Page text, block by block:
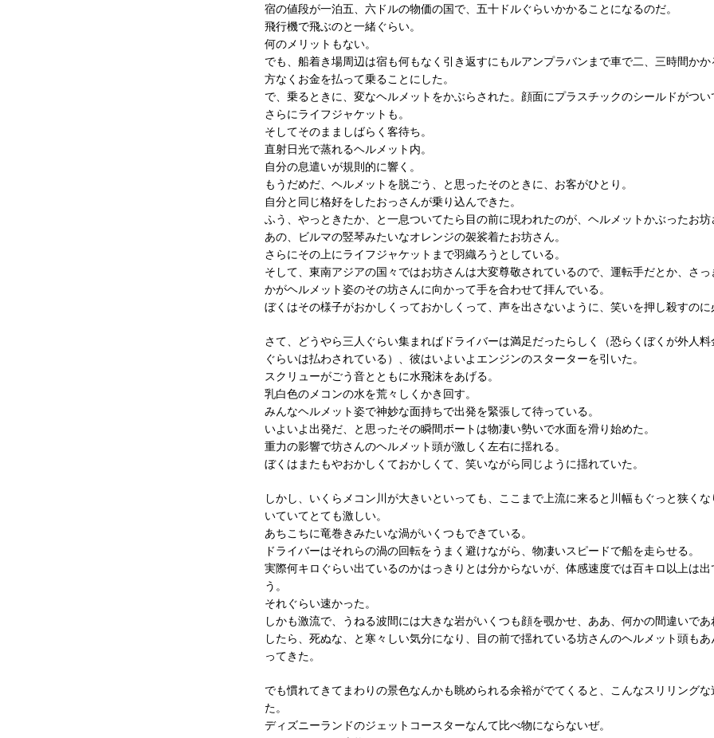
宿の値段が一泊五、六ドルの物価の国で、五十ドルぐらいかかることになるのだ。
飛行機で飛ぶのと一緒ぐらい。
何のメリットもない。
でも、船着き場周辺は宿も何もなく引き返すにもルアンプラバンまで車で二、三時間か
方なくお金を払って乗ることにした。
で、乗るときに、変なヘルメットをかぶらされた。顔面にプラスチックのシールドがつい
さらにライフジャケットも。
そしてそのまましばらく客待ち。
直射日光で蒸れるヘルメット内。
自分の息遣いが規則的に響く。
もうだめだ、ヘルメットを脱ごう、と思ったそのときに、お客がひとり。
自分と同じ格好をしたおっさんが乗り込んできた。
ふう、やっときたか、と一息ついてたら目の前に現われたのが、ヘルメットかぶったお坊
あの、ビルマの竪琴みたいなオレンジの袈裟着たお坊さん。
さらにその上にライフジャケットまで羽織ろうとしている。
そして、東南アジアの国々ではお坊さんは大変尊敬されているので、運転手だとか、さっ
かがヘルメット姿のその坊さんに向かって手を合わせて拝んでいる。
ぼくはその様子がおかしくっておかしくって、声を出さないように、笑いを押し殺すのに
さて、どうやら三人ぐらい集まればドライバーは満足だったらしく（恐らくぼくが外人
ぐらいは払わされている）、彼はいよいよエンジンのスターターを引いた。
スクリューがごう音とともに水飛沫をあげる。
乳白色のメコンの水を荒々しくかき回す。
みんなヘルメット姿で神妙な面持ちで出発を緊張して待っている。
いよいよ出発だ、と思ったその瞬間ボートは物凄い勢いで水面を滑り始めた。
重力の影響で坊さんのヘルメット頭が激しく左右に揺れる。
ぼくはまたもやおかしくておかしくて、笑いながら同じように揺れていた。
しかし、いくらメコン川が大きいといっても、ここまで上流に来ると川幅もぐっと狭く
いていてとても激しい。
あちこちに竜巻きみたいな渦がいくつもできている。
ドライバーはそれらの渦の回転をうまく避けながら、物凄いスピードで船を走らせる。
実際何キロぐらい出ているのかはっきりとは分からないが、体感速度では百キロ以上は出
う。
それぐらい速かった。
しかも激流で、うねる波間には大きな岩がいくつも顔を覗かせ、ああ、何かの間違いであ
したら、死ぬな、と寒々しい気分になり、目の前で揺れている坊さんのヘルメット頭も
ってきた。
でも慣れてきてまわりの景色なんかも眺められる余裕がでてくると、こんなスリリングな
た。
ディズニーランドのジェットコースターなんて比べ物にならないぜ。